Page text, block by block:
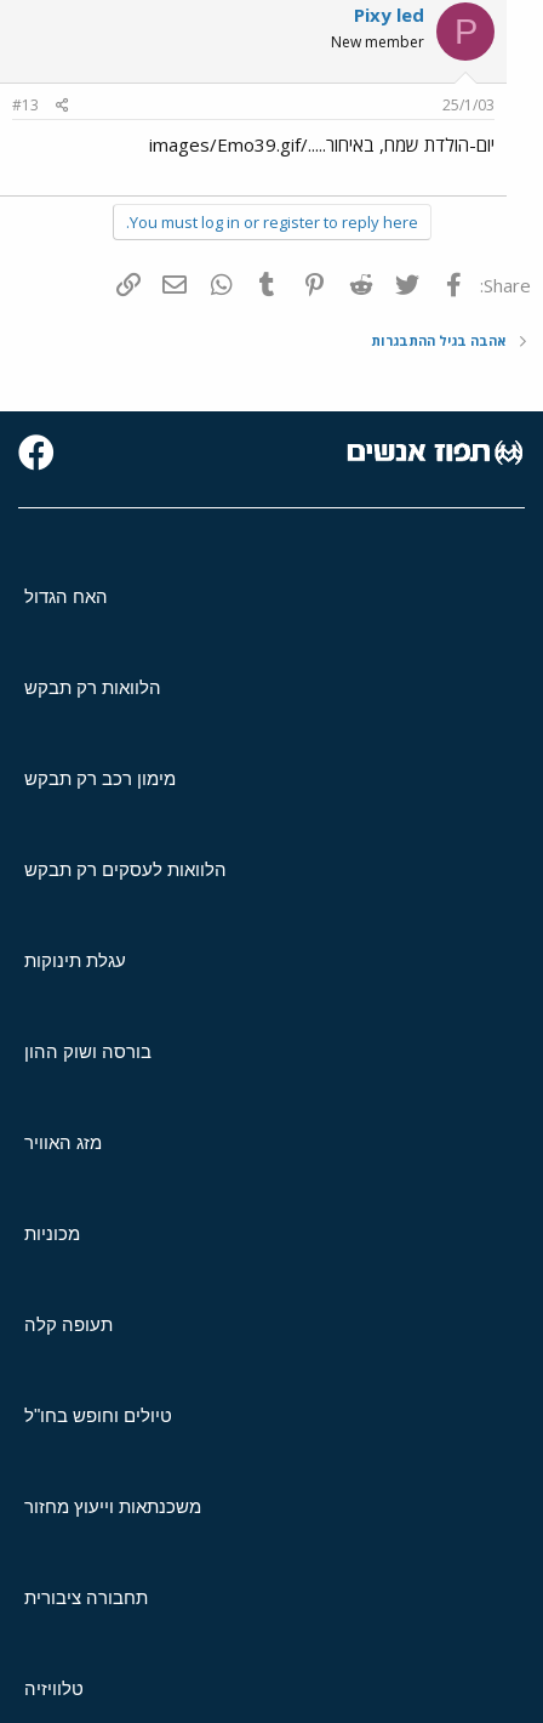
P
Pixy led
New member
25/1/03
#13
יום-הולדת שמח, באיחור...../images/Emo39.gif
You must log in or register to reply here.
Share: פייסבוק Twitter
Reddit
Pinterest
Tumblr
WhatsAppדואר אלקטרוני
אהבה בגיל ההתבגרות
האח הגדול
הלוואות רק תבקש
מימון רכב רק תבקש
הלוואות לעסקים רק תבקש
עגלת תינוקות
בורסה ושוק ההון
מזג האוויר
מכוניות
תעופה קלה
טיולים וחופש בחו"ל
משכנתאות וייעוץ מחזור
תחבורה ציבורית
טלוויזיה